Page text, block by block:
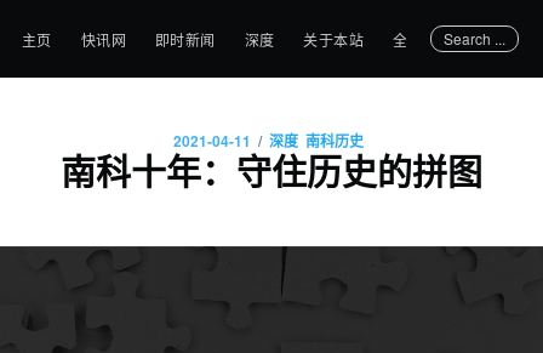
主页 快讯网 即时新闻 深度 关于本站 全部文章Search ...
2021-04-11 / 深度 南科历史
南科十年：守住历史的拼图